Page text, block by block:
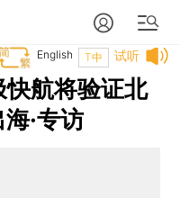
试听
T中
English
航将验证北
·专访